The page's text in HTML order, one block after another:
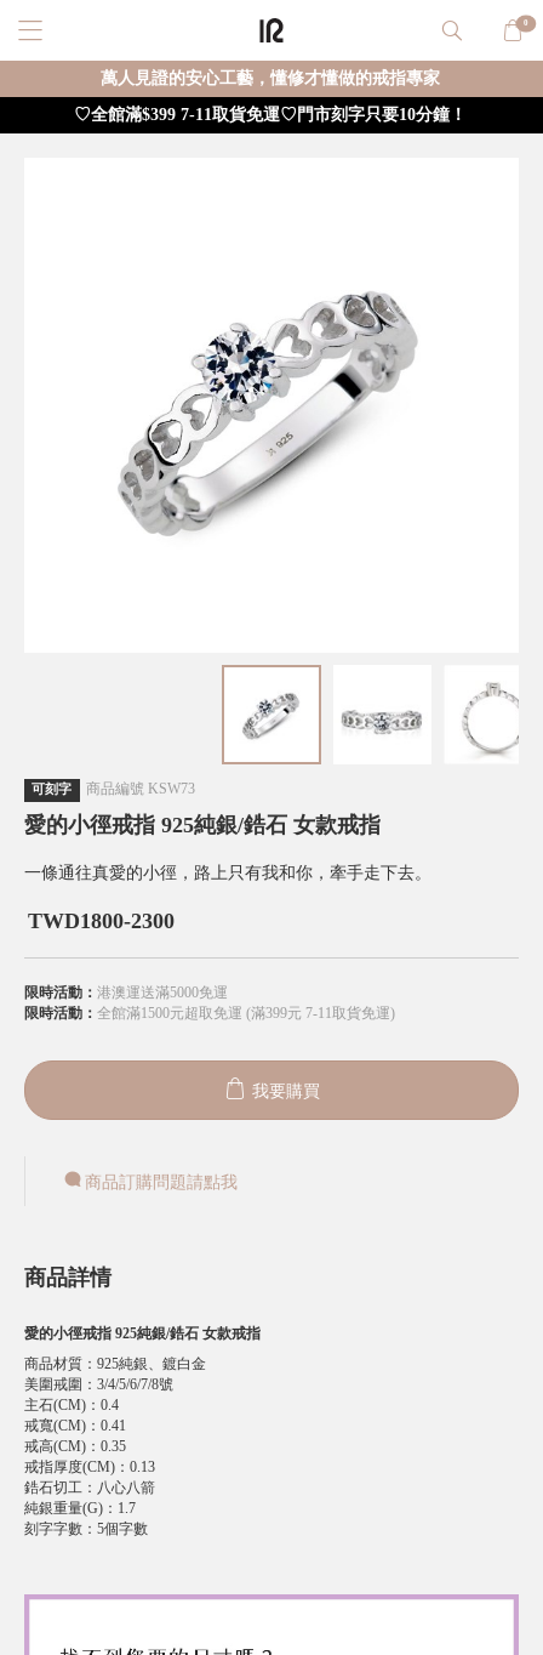
0
萬人見證的安心工藝，懂修才懂做的戒指專家
♡全館滿$399 7-11取貨免運♡門市刻字只要10分鐘！
可刻字 商品編號 KSW73
愛的小徑戒指 925純銀/鋯石 女款戒指
一條通往真愛的小徑，路上只有我和你，牽手走下去。
TWD1800-2300
限時活動： 港澳運送滿5000免運
限時活動： 全館滿1500元超取免運 (滿399元 7-11取貨免運)
我要購買
商品訂購問題請點我
商品詳情
愛的小徑戒指 925純銀/鋯石 女款戒指
商品材質 ： 925純銀、鍍白金
美圍戒圍 ： 3/4/5/6/7/8號
主石(CM) ： 0.4
戒寬(CM) ： 0.41
戒高(CM) ： 0.35
戒指厚度(CM) ： 0.13
鋯石切工 ： 八心八箭
純銀重量(G) ： 1.7
刻字字數 ： 5個字數